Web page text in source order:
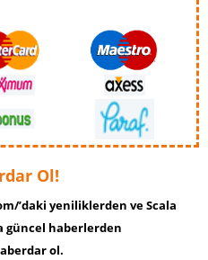
Ol!
’daki yeniliklerden ve Scala
güncel haberlerden
ol.